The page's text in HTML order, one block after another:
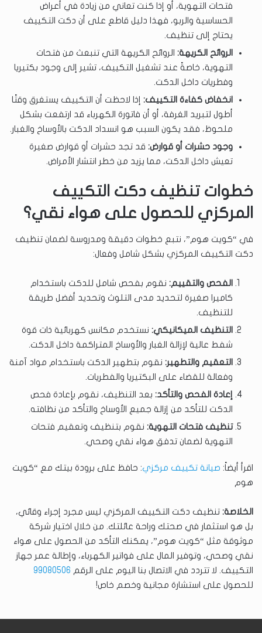
فتحات التهوية، أو إذا كنت تعاني من زيادة في أعراض
الحساسية والربو، فهذا دليل قاطع على أن دكت التكييف
يحتاج إلى تنظيف.
الروائح الكريهة: الروائح الكريهة التي تنبعث من فتحات
التهوية، خاصةً عند تشغيل التكييف، تشير إلى وجود بكتيريا
وفطريات داخل الدكت.
انخفاض كفاءة التكييف: إذا لاحظت أن التكييف يستغرق وقتًا
أطول لتبريد الغرفة، أو أن فاتورة الكهرباء قد ارتفعت بشكل
ملحوظ، فقد يكون السبب هو انسداد الدكت بالأوساخ والغبار.
وجود حشرات أو قوارض: قد تجد حشرات أو قوارض صغيرة
تعيش داخل الدكت، مما يزيد من خطر انتشار الأمراض.
خطوات تنظيف دكت التكييف
المركزي للحصول على هواء نقي؟
في “كويت هوم”، نتبع خطوات دقيقة ومدروسة لضمان تنظيف
دكت التكييف المركزي بشكل شامل وفعال:
الفحص والتقييم: نقوم بفحص شامل للدكت باستخدام
كاميرا صغيرة لتحديد مدى التلوث وتحديد أفضل طريقة
للتنظيف.
التنظيف الميكانيكي: نستخدم مكانس كهربائية ذات قوة
شفط عالية لإزالة الغبار والأوساخ المتراكمة داخل الدكت.
التعقيم والتطهير: نقوم بتطهير الدكت باستخدام مواد آمنة
وفعالة للقضاء على البكتيريا والفطريات.
إعادة الفحص والتأكد: بعد التنظيف، نقوم بإعادة فحص
الدكت للتأكد من إزالة جميع الأوساخ والتأكد من نظافته.
تنظيف فتحات التهوية: نقوم بتنظيف وتعقيم فتحات
التهوية لضمان تدفق هواء نقي وصحي.
اقرأ أيضاً: صيانة تكييف مركزي: حافظ على برودة بيتك مع “كويت
هوم
الخلاصة: تنظيف دكت التكييف المركزي ليس مجرد إجراء وقائي،
بل هو استثمار في صحتك وراحة عائلتك. من خلال اختيار شركة
موثوقة مثل “كويت هوم”، يمكنك التأكد من الحصول على هواء
نقي وصحي، وتوفير المال على فواتير الكهرباء، وإطالة عمر جهاز
التكييف. لا تتردد في الاتصال بنا اليوم على الرقم 99080506
للحصول على استشارة مجانية وخصم خاص!